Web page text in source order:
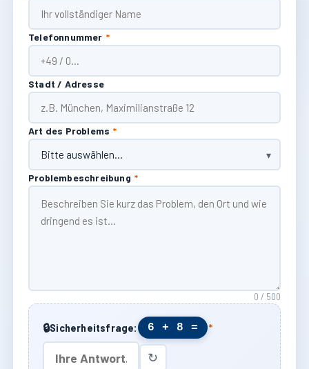
Telefonnummer *
Stadt / Adresse
Art des Problems *
Problembeschreibung *
0 / 500
🔒Sicherheitsfrage: 6 + 8 = *
↻